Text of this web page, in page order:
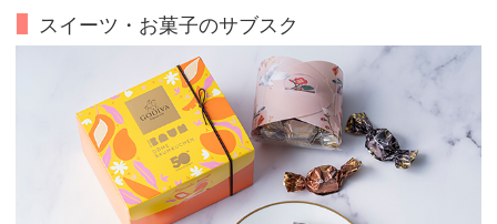
スイーツ・お菓子のサブスク